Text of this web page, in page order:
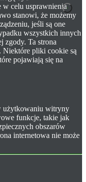
w celu usprawnienia
stanowi, że możemy
jeśli są one
wszystkich innych
zgody. Ta strona
pliki cookie są
pojawiają się na
użytkowaniu witryny
funkcje, takie jak
obszarów
internetowa nie może